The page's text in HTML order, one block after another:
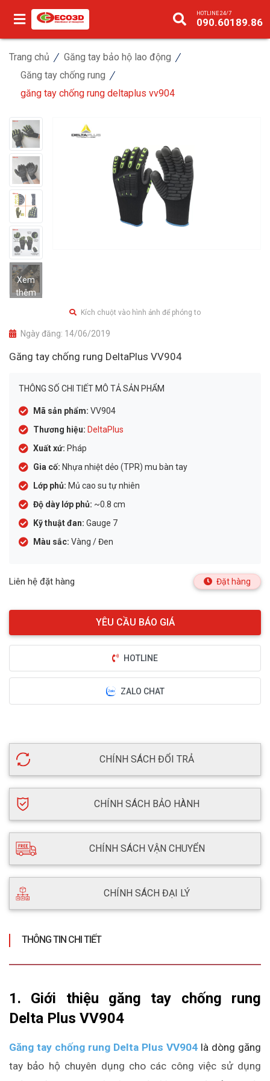
HOTLINE 24/7
090.60189.86
Trang chủ
Găng tay bảo hộ lao động
Găng tay chống rung
găng tay chống rung deltaplus vv904
Xem
thêm
Kích chuột vào hình ảnh để phóng to
Ngày đăng: 14/06/2019
Găng tay chống rung DeltaPlus VV904
THÔNG SỐ CHI TIẾT MÔ TẢ SẢN PHẨM
Mã sản phẩm: VV904
Thương hiệu: DeltaPlus
Xuất xứ: Pháp
Gia cố: Nhựa nhiệt dẻo (TPR) mu bàn tay
Lớp phủ: Mủ cao su tự nhiên
Độ dày lớp phủ: ~0.8 cm
Kỹ thuật đan: Gauge 7
Màu sắc: Vàng / Đen
Liên hệ đặt hàng Đặt hàng
HOTLINE
ZALO CHAT
CHÍNH SÁCH ĐỔI TRẢ
CHÍNH SÁCH BẢO HÀNH
CHÍNH SÁCH VẬN CHUYỂN
CHÍNH SÁCH ĐẠI LÝ
THÔNG TIN CHI TIẾT
1. Giới thiệu găng tay chống rung
Delta Plus VV904
Găng tay chống rung Delta Plus VV904 là dòng găng
tay bảo hộ chuyên dụng cho các công việc sử dụng